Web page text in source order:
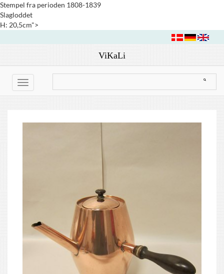
Stempel fra perioden 1808-1839
Slagloddet
H: 20,5cm">
ViKaLi
Toggle
navigation